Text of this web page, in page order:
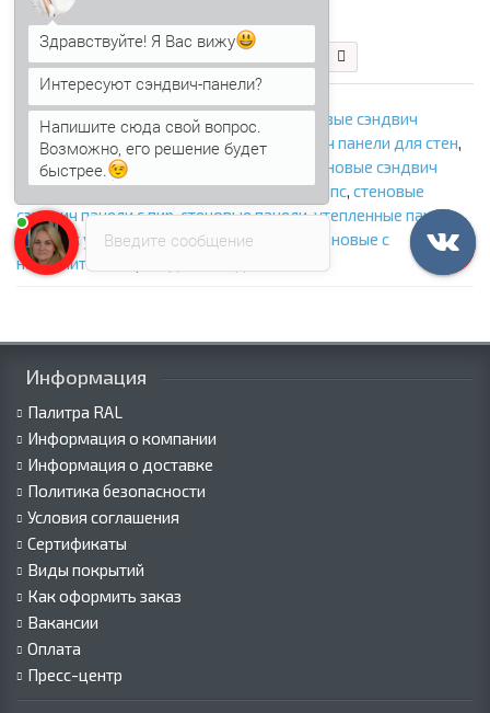
1 208.27 р.
В корзину Быстрый заказ
сэндвич панели толщиной 60 мм
стеновые сэндвич
панели, сэндвич панели стеновые сэндвич панели для стен,
стеновые сэндвич панели с минватой
стеновые сэндвич
панели с ппу,стеновые сэндвич панели с ппс, стеновые
сэндвич панели с пир,стеновые панели,утепленные панели,
панели с утеплителем,сэндвич панели стеновые с
наполнителем
Информация
Палитра RAL
Информация о компании
Информация о доставке
Политика безопасности
Условия соглашения
Сертификаты
Виды покрытий
Как оформить заказ
Вакансии
Оплата
Пресс-центр
Введите сообщение
Здравствуйте! Я Вас вижу
Интересуют сэндвич-панели?
Напишите сюда свой вопрос.
Возможно, его решение будет
быстрее.